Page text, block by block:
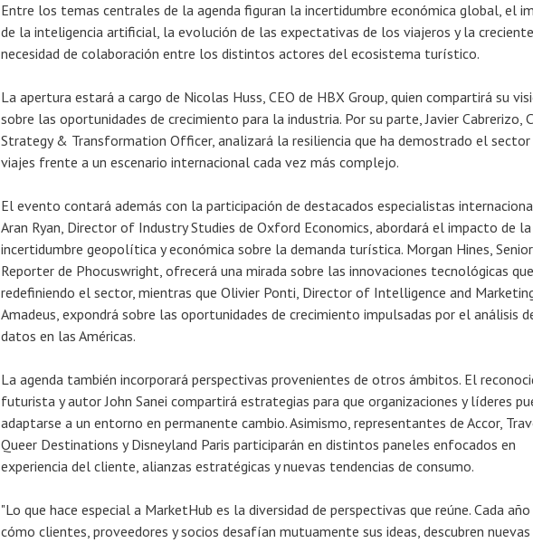
Entre los temas centrales de la agenda figuran la incertidumbre económica global, el
de la inteligencia artificial, la evolución de las expectativas de los viajeros y la creciente
necesidad de colaboración entre los distintos actores del ecosistema turístico.
La apertura estará a cargo de Nicolas Huss, CEO de HBX Group, quien compartirá su
sobre las oportunidades de crecimiento para la industria. Por su parte, Javier Cabrerizo,
Strategy & Transformation Officer, analizará la resiliencia que ha demostrado el
viajes frente a un escenario internacional cada vez más complejo.
El evento contará además con la participación de destacados especialistas
Aran Ryan, Director of Industry Studies de Oxford Economics, abordará el impacto de la
incertidumbre geopolítica y económica sobre la demanda turística. Morgan Hines, Senior
Reporter de Phocuswright, ofrecerá una mirada sobre las innovaciones tecnológicas
redefiniendo el sector, mientras que Olivier Ponti, Director of Intelligence and
Amadeus, expondrá sobre las oportunidades de crecimiento impulsadas por el análisis
datos en las Américas.
La agenda también incorporará perspectivas provenientes de otros ámbitos. El
futurista y autor John Sanei compartirá estrategias para que organizaciones y líderes
adaptarse a un entorno en permanente cambio. Asimismo, representantes de Accor,
Queer Destinations y Disneyland Paris participarán en distintos paneles enfocados en
experiencia del cliente, alianzas estratégicas y nuevas tendencias de consumo.
"Lo que hace especial a MarketHub es la diversidad de perspectivas que reúne. Cada
cómo clientes, proveedores y socios desafían mutuamente sus ideas, descubren nuevas